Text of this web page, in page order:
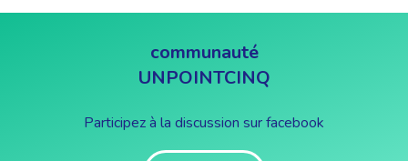
communauté
UNPOINTCINQ
Participez à la discussion sur facebook